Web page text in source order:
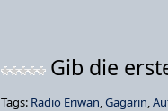
Gib die
Tags: Radio Eriwan,Gagarin,